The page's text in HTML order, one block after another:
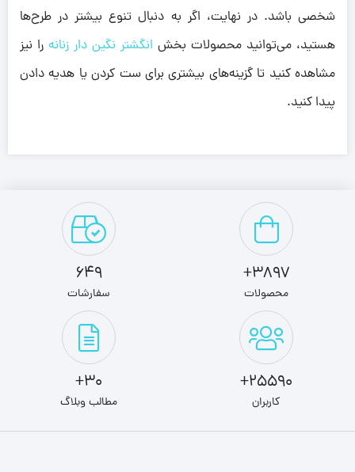
شخصی باشد. در نهایت، اگر به دنبال تنوع بیشتر در طرح‌ها
هستید، می‌توانید محصولات بخش انگشتر نگین دار زنانه را نیز
مشاهده کنید تا گزینه‌های بیشتری برای ست کردن یا هدیه دادن
پیدا کنید.
3897+
محصولات
649
سفارشات
25590+
کاربران
30+
مطالب وبلاگ